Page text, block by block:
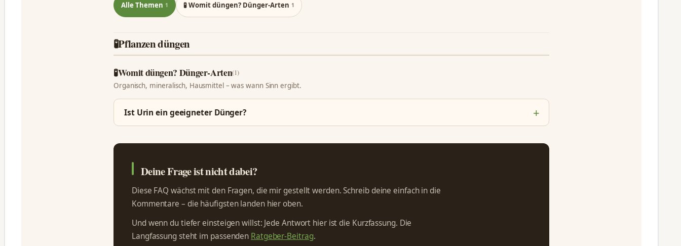
Alle Themen 1 🧪 Womit düngen? Dünger-Arten 1
🧪Pflanzen düngen
🧪Womit düngen? Dünger-Arten(1)
Organisch, mineralisch, Hausmittel – was wann Sinn ergibt.
Ist Urin ein geeigneter Dünger?
Deine Frage ist nicht dabei?
Diese FAQ wächst mit den Fragen, die mir gestellt werden. Schreib deine einfach in die
Kommentare – die häufigsten landen hier oben.
Und wenn du tiefer einsteigen willst: Jede Antwort hier ist die Kurzfassung. Die
Langfassung steht im passenden Ratgeber-Beitrag.